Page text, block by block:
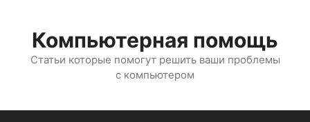
содержимому
Компьютерная помощь
Статьи которые помогут решить ваши проблемы
с компьютером